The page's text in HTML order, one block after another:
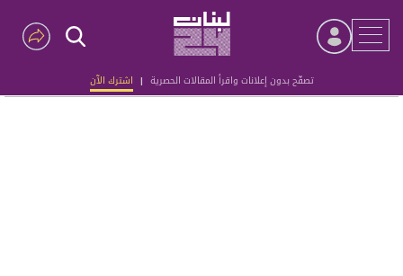
تصفّح بدون إعلانات واقرأ المقالات الحصرية | اشترك الآن
Advertisement